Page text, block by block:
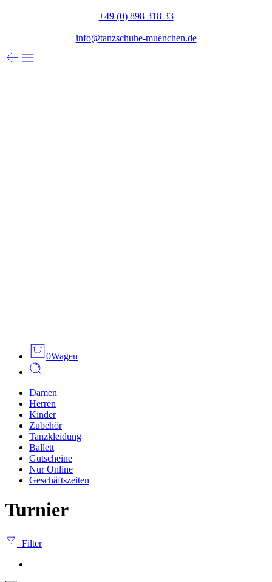
+49 (0) 898 318 33
info@tanzschuhe-muenchen.de
0Wagen
Damen
Herren
Kinder
Zubehör
Tanzkleidung
Ballett
Gutscheine
Nur Online
Geschäftszeiten
Turnier
Filter